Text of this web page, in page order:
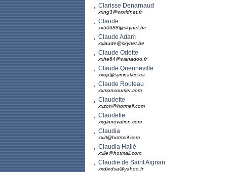
Clarisse Denarnaud
xxng3@worldnet.fr
Claude
xx50388@skynet.be
Claude Adam
xxlaude@skynet.be
Claude Odette
xxhe64@wanadoo.fr
Claude Quenneville
xxop@sympatico.ca
Claude Rouleau
xxmoncourrier.com
Claudette
xxzon@hotmail.com
Claudette
xxginnovation.com
Claudia
xxirl@hotmail.com
Claudia Hallé
xxlle@hotmail.com
Claudie de Saint Aignan
xxdiedsa@yahoo.fr